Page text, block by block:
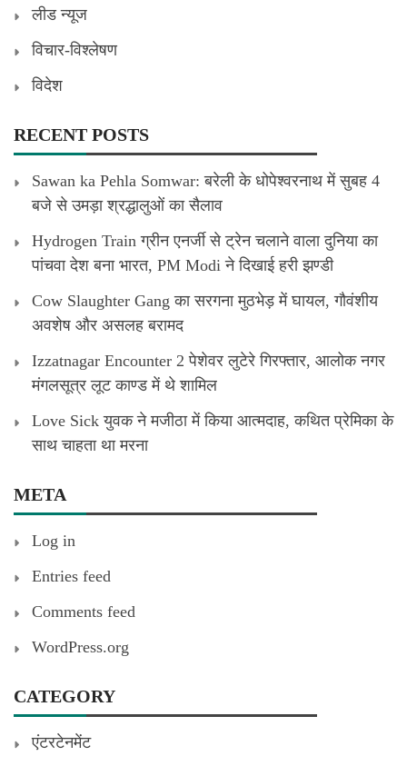
लीड न्यूज
विचार-विश्लेषण
विदेश
RECENT POSTS
Sawan ka Pehla Somwar: बरेली के धोपेश्वरनाथ में सुबह 4
बजे से उमड़ा श्रद्धालुओं का सैलाव
Hydrogen Train ग्रीन एनर्जी से ट्रेन चलाने वाला दुनिया का
पांचवा देश बना भारत, PM Modi ने दिखाई हरी झण्डी
Cow Slaughter Gang का सरगना मुठभेड़ में घायल, गौवंशीय
अवशेष और असलह बरामद
Izzatnagar Encounter 2 पेशेवर लुटेरे गिरफ्तार, आलोक नगर
मंगलसूत्र लूट काण्‍ड में थे शामिल
Love Sick युवक ने मजीठा में किया आत्मदाह, कथित प्रेमिका के
साथ चाहता था मरना
META
Log in
Entries feed
Comments feed
WordPress.org
CATEGORY
एंटरटेनमेंट